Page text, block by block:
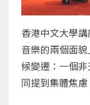
香港中文大學
音樂的兩個面
候變遷：一個
同提到集體焦慮